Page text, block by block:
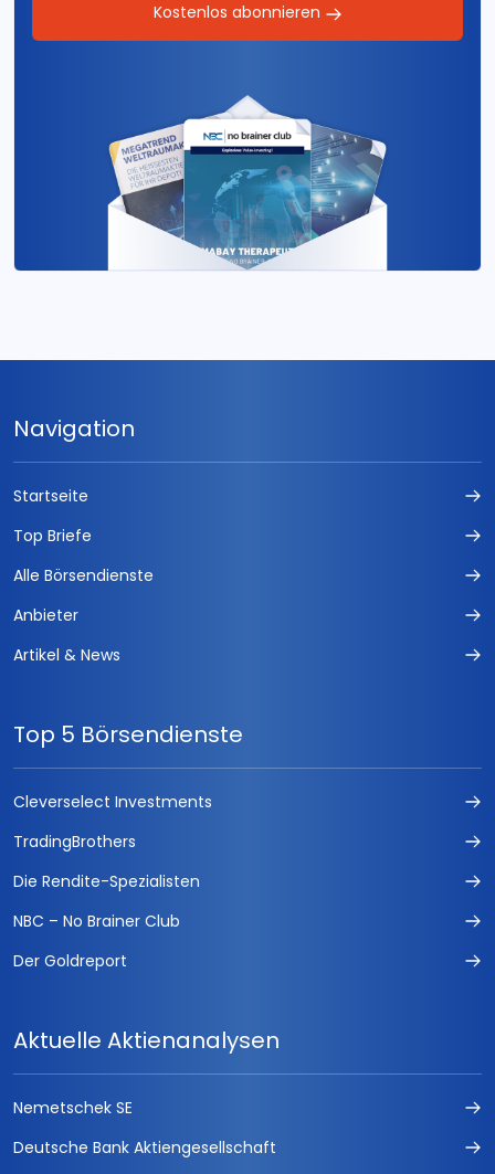
Kostenlos abonnieren
Navigation
Startseite
Top Briefe
Alle Börsendienste
Anbieter
Artikel & News
Top 5 Börsendienste
Cleverselect Investments
TradingBrothers
Die Rendite-Spezialisten
NBC – No Brainer Club
Der Goldreport
Aktuelle Aktienanalysen
Nemetschek SE
Deutsche Bank Aktiengesellschaft